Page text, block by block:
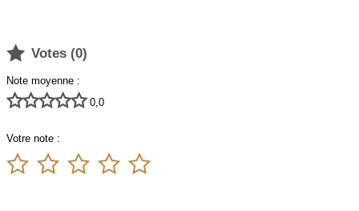
 Votes (0)
Note moyenne :
 0,0
Votre note :
    